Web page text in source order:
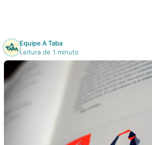
E-Books
Eventos
Equipe A Taba
Leitura de 1 minuto